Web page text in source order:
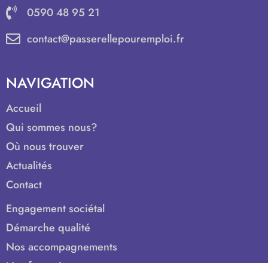
0590 48 95 21
contact@passerellepouremploi.fr
NAVIGATION
Accueil
Qui sommes nous?
Où nous trouver
Actualités
Contact
Engagement sociétal
Démarche qualité
Nos accompagnements